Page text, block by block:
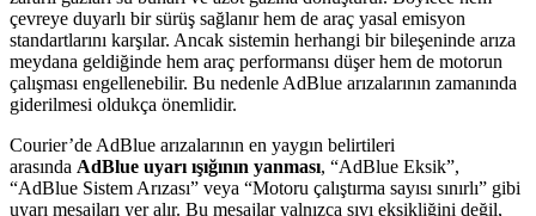
çevreye duyarlı bir sürüş sağlanır hem de araç yasal emisyon
standartlarını karşılar. Ancak sistemin herhangi bir bileşeninde arıza
meydana geldiğinde hem araç performansı düşer hem de motorun
çalışması engellenebilir. Bu nedenle AdBlue arızalarının zamanında
giderilmesi oldukça önemlidir.
Courier’de AdBlue arızalarının en yaygın belirtileri
arasında AdBlue uyarı ışığının yanması, “AdBlue Eksik”,
“AdBlue Sistem Arızası” veya “Motoru çalıştırma sayısı sınırlı” gibi
uyarı mesajları yer alır. Bu mesajlar yalnızca sıvı eksikliğini değil,